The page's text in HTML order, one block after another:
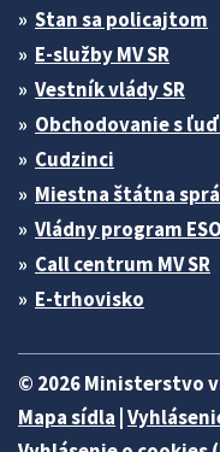
Stan sa policajtom
E-služby MV SR
Vestník vlády SR
Obchodovanie s
Cudzinci
Miestna štátna
Vládny program ESO
Call centrum MV SR
E-trhovisko
© 2026 Ministerstvo
Mapa sídla